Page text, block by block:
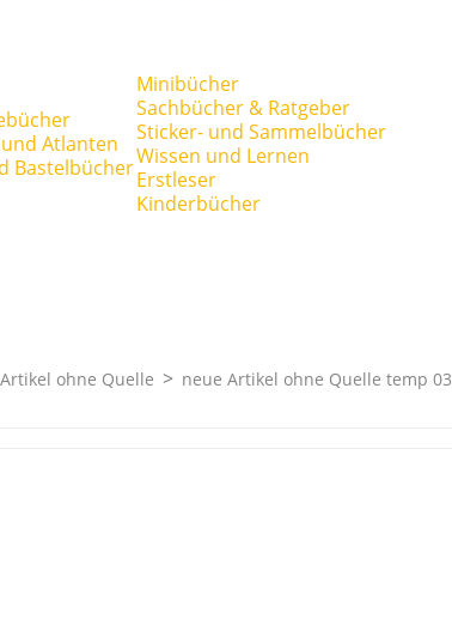
Atlanten
Bastelbücher
Minibücher
Sachbücher & Ratgeber
Sticker- und Sammelbücher
Wissen und Lernen
Erstleser
Kinderbücher
ohne Quelle neue Artikel ohne Quelle temp 03